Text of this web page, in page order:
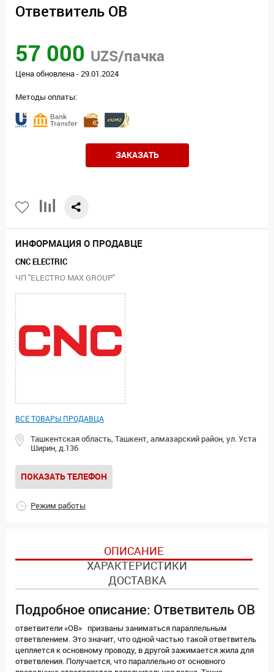
Ответвитель ОВ
57 000 UZS/пачка
Цена обновлена - 29.01.2024
Методы оплаты:
ЗАКАЗАТЬ
ИНФОРМАЦИЯ О ПРОДАВЦЕ
CNC ELECTRIC
ЧП "ELECTRO MAX GROUP"
ВСЕ ТОВАРЫ ПРОДАВЦА
Ташкентская область, Ташкент, алмазарский район, ул. Уста
Ширин, д.136
ПОКАЗАТЬ ТЕЛЕФОН
Режим работы
ОПИСАНИЕ
ХАРАКТЕРИСТИКИ
ДОСТАВКА
Подробное описание: Ответвитель ОВ
ответвители «ОВ» призваны заниматься параллельным
ответвлением. Это значит, что одной частью такой ответвитель
цепляется к основному проводу, в другой зажимается жила для
ответвления. Получается, что параллельно от основного